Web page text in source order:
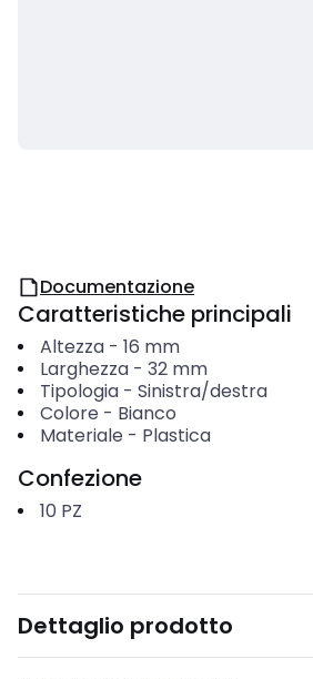
Documentazione
Caratteristiche principali
Altezza- 16 mm
Larghezza- 32 mm
Tipologia- Sinistra/destra
Colore - Bianco
Materiale - Plastica
Confezione
10 PZ
Dettaglio prodotto